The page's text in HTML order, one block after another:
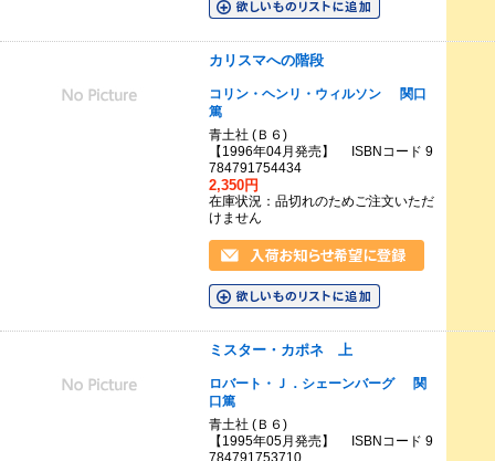
カリスマへの階段
コリン・ヘンリ・ウィルソン
関口
篤
青土社 (Ｂ６)
【1996年04月発売】 ISBNコード 9
784791754434
2,350円
在庫状況：品切れのためご注文いただ
けません
ミスター・カポネ 上
ロバート・Ｊ．シェーンバーグ
関
口篤
青土社 (Ｂ６)
【1995年05月発売】 ISBNコード 9
784791753710